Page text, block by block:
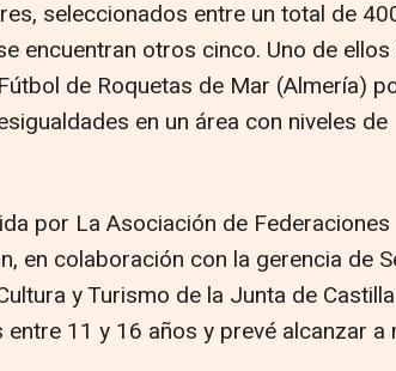
seleccionados entre un total de
encuentran otros cinco. Uno de ellos
de Roquetas de Mar (Almería)
en un área con niveles de
por La Asociación de Federaciones
en colaboración con la gerencia de
y Turismo de la Junta de
11 y 16 años y prevé alcanzar a